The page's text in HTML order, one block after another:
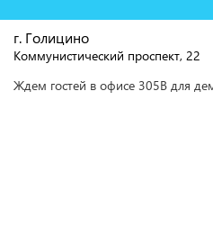
г. Голицино
Коммунистический проспект, 22
Ждем гостей в офисе 305В для